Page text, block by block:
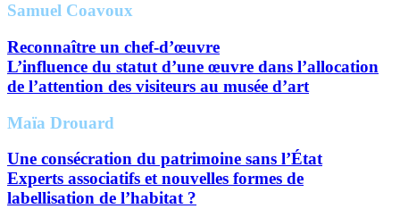
Samuel Coavoux
Reconnaître un chef-d’œuvre
L’influence du statut d’une œuvre dans l’allocation
de l’attention des visiteurs au musée d’art
Maïa Drouard
Une consécration du patrimoine sans l’État
Experts associatifs et nouvelles formes de
labellisation de l’habitat ?